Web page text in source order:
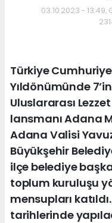
03.10.2023 -
Türkiye
Yıldönümünde
Uluslararası
lansmanı Adana
Adana Valisi
Büyükşehir
ilçe belediye
toplum kuruluşu
mensupları
tarihlerinde